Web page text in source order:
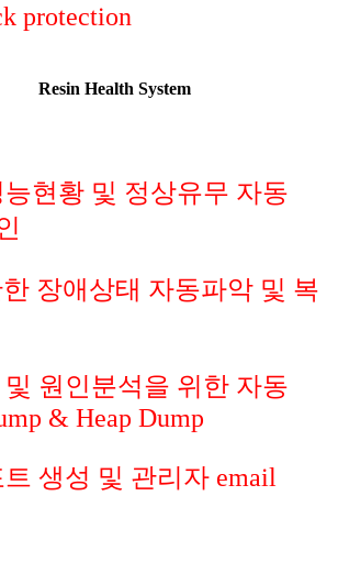
protection
Resin Health System
현황 및 정상유무 자동
장애상태 자동파악 및 복
원인분석을 위한 자동
& Heap Dump
생성 및 관리자 email